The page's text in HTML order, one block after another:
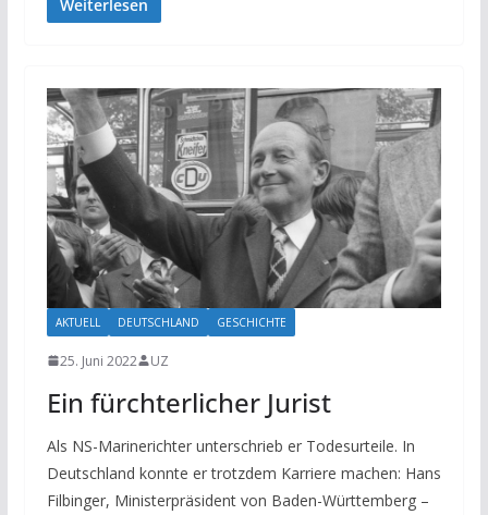
Weiterlesen
AKTUELL DEUTSCHLAND GESCHICHTE
25. Juni 2022 UZ
Ein fürchterlicher Jurist
Als NS-Marinerichter unterschrieb er Todesurteile. In
Deutschland konnte er trotzdem Karriere machen: Hans
Filbinger, Ministerpräsident von Baden-Württemberg –